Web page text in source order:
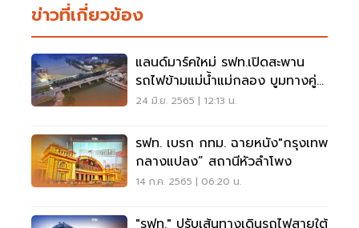
ข่าวที่เกี่ยวข้อง
แลนด์มาร์คใหม่ รฟท.เปิดสะพาน
รถไฟข้ามแม่น้ำแม่กลอง บูมทางคู่
สายใต้
24 มิ.ย. 2565 | 12:13 น.
รฟท. เบรก กทม. ฉายหนัง"กรุงเทพ
กลางแปลง” สถานีหัวลำโพง
14 ก.ค. 2565 | 06:20 น.
"รฟท." ปรับเส้นทางเดินรถไฟสายใต้